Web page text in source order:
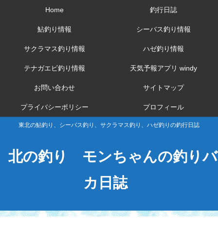
東北の鮎釣り、シーバス釣り、サクラマス釣り、ハゼ釣りの釣行日誌
北の釣り モンちゃんの釣りバ
カ日誌
Home 釣行日誌
鮎釣り情報 シーバス釣り情報
サクラマス釣り情報 ハゼ釣り情報
テナガエビ釣り情報 天気予報アプリ windy
お問い合わせ サイトマップ
プライバシーポリシー プロフィール